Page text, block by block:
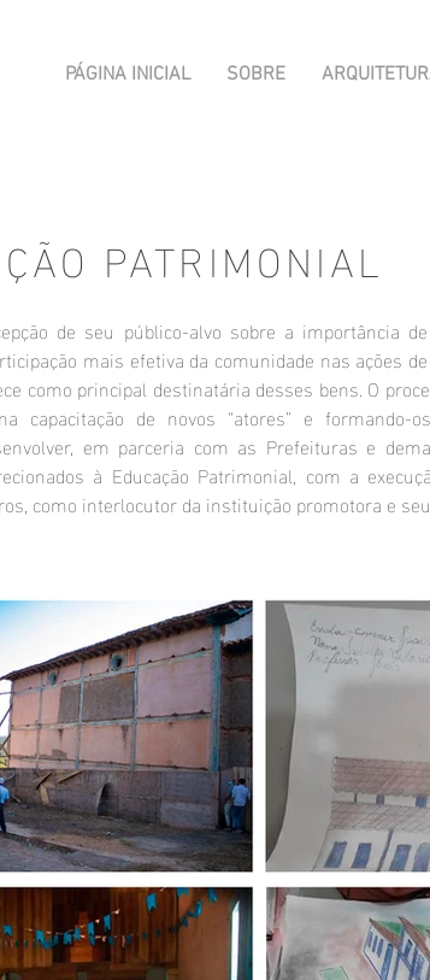
PÁGINA INICIAL SOBRE
PATRIMONIAL
de seu público-alvo sobre a importância
mais efetiva da comunidade nas ações
como principal destinatária desses bens. O
de novos “atores” e formando-
em parceria com as Prefeituras e
à Educação Patrimonial, com a
como interlocutor da instituição promotora e